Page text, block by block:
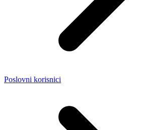
Poslovni korisnici